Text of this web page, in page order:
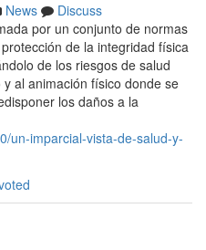
News
Discuss
por un conjunto de normas
de la integridad física
de los riesgos de salud
al animación físico donde se
los daños a la
un-imparcial-vista-de-salud-y-